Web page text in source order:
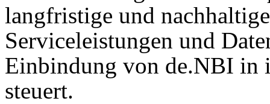
langfristige und
Serviceleistungen und
Einbindung von de.NBI in
steuert.